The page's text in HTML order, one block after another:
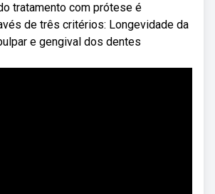
tratamento com prótese é
de três critérios: Longevidade da
e gengival dos dentes